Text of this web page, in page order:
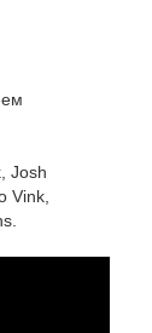
Josh
Vink,